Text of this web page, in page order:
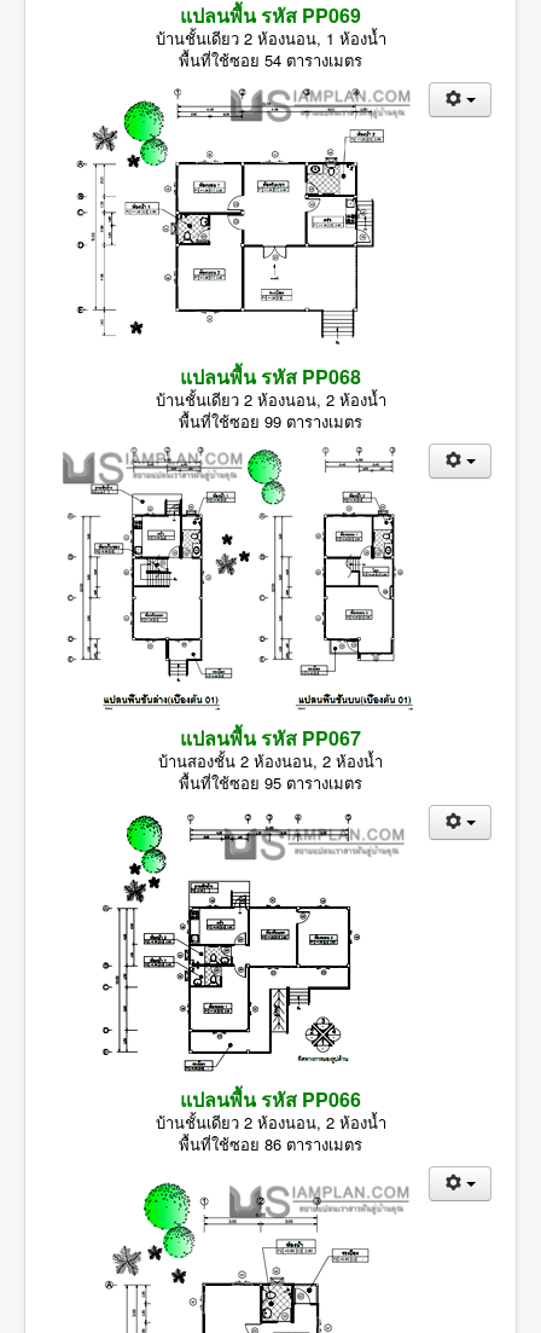
แปลนพื้น รหัส PP069
บ้านชั้นเดียว 2 ห้องนอน, 1 ห้องน้ำ
พื้นที่ใช้ซอย 54 ตารางเมตร
แปลนพื้น รหัส PP068
บ้านชั้นเดียว 2 ห้องนอน, 2 ห้องน้ำ
พื้นที่ใช้ซอย 99 ตารางเมตร
แปลนพื้น รหัส PP067
บ้านสองชั้น 2 ห้องนอน, 2 ห้องน้ำ
พื้นที่ใช้ซอย 95 ตารางเมตร
แปลนพื้น รหัส PP066
บ้านชั้นเดียว 2 ห้องนอน, 2 ห้องน้ำ
พื้นที่ใช้ซอย 86 ตารางเมตร